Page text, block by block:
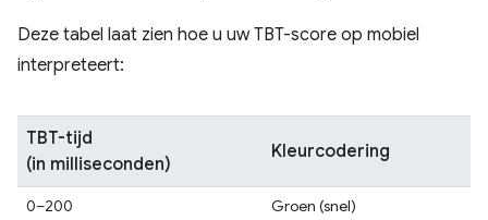
Deze tabel laat zien hoe u uw TBT-score op mobiel
interpreteert:
TBT-tijd
(in milliseconden)
Kleurcodering
0–200
Groen (snel)